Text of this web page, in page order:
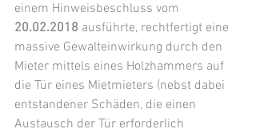
einem Hinweisbeschluss vom
20.02.2018 ausführte, rechtfertigt eine
massive Gewalteinwirkung durch den
Mieter mittels eines Holzhammers auf
die Tür eines Mietmieters (nebst dabei
entstandener Schäden, die einen
Austausch der Tür erforderlich